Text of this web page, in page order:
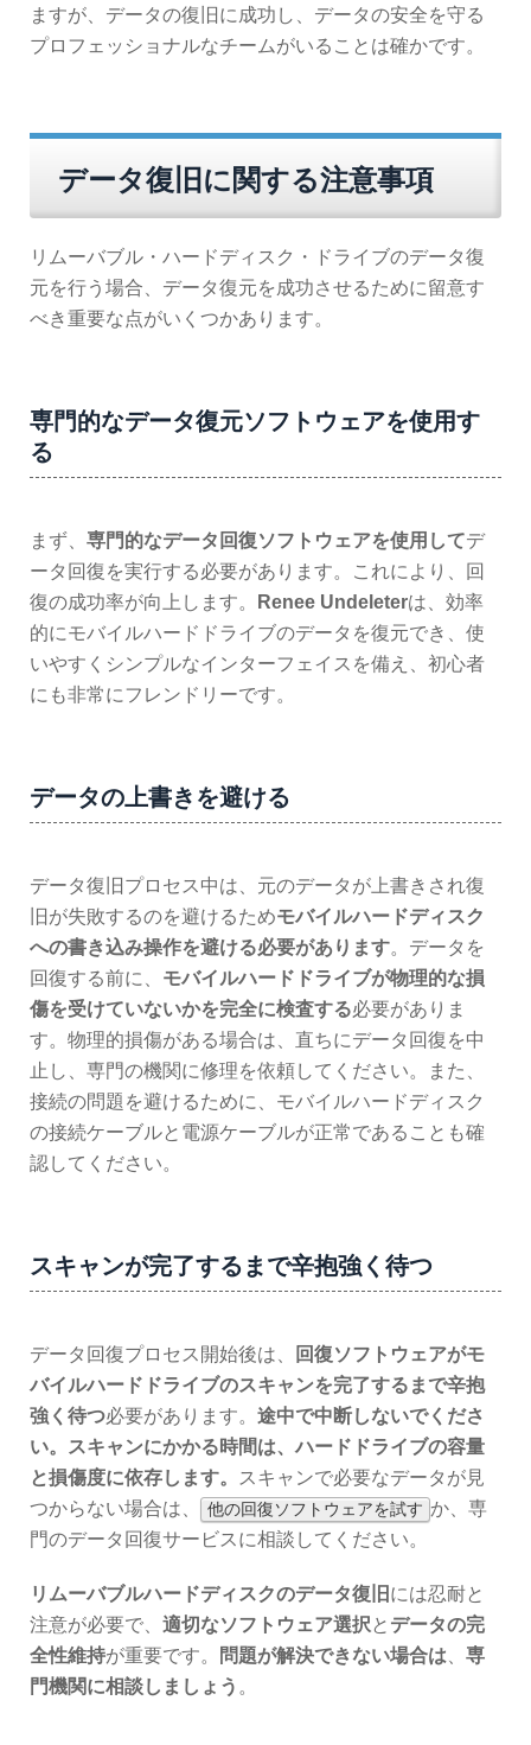
ますが、データの復旧に成功し、データの安全を守る
プロフェッショナルなチームがいることは確かです。
データ復旧に関する注意事項
リムーバブル・ハードディスク・ドライブのデータ復
元を行う場合、データ復元を成功させるために留意す
べき重要な点がいくつかあります。
専門的なデータ復元ソフトウェアを使用す
る
まず、 専門的なデータ回復ソフトウェアを使用してデ
ータ回復を実行する必要があります。これにより、回
復の成功率が向上します。
Renee Undeleterは、効率
的にモバイルハードドライブのデータを復元でき、使
いやすくシンプルなインターフェイスを備え、初心者
にも非常にフレンドリーです。
データの上書きを避ける
データ復旧プロセス中は、元のデータが上書きされ復
旧が失敗するのを避けるためモバイルハードディスク
への書き込み操作を避ける必要があります。データを
回復する前に、 モバイルハードドライブが物理的な損
傷を受けていないかを完全に検査する必要がありま
す。物理的損傷がある場合は、直ちにデータ回復を中
止し、専門の機関に修理を依頼してください。また、
接続の問題を避けるために、モバイルハードディスク
の接続ケーブルと電源ケーブルが正常であることも確
認してください。
スキャンが完了するまで辛抱強く待つ
データ回復プロセス開始後は、
回復ソフトウェアがモ
バイルハードドライブのスキャンを完了するまで辛抱
強く待つ必要があります。 途中で中断しないでくださ
い。
スキャンにかかる時間は、ハードドライブの容量
と損傷度に依存します。
スキャンで必要なデータが見
つからない場合は、
他の回復ソフトウェアを試す か、専
門のデータ回復サービスに相談してください。
リムーバブルハードディスクのデータ復旧 には忍耐と
注意が必要で、 適切なソフトウェア選択 と データの完
全性維持が重要です。 問題が解決できない場合は
専
門機関に相談しましょう 。